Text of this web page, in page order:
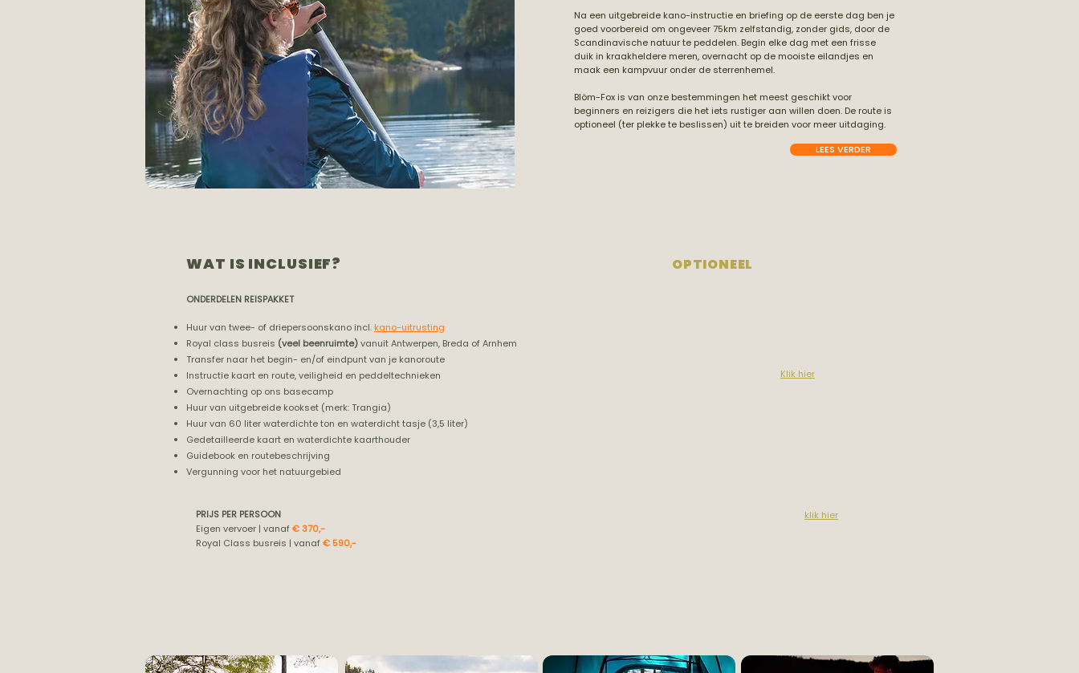
Na een uitgebreide kano-instructie en briefing op de eerste dag ben je
goed voorbereid om ongeveer 75km zelfstandig, zonder gids, door de
Scandinavische natuur te peddelen. Begin elke dag met een frisse
duik in kraakheldere meren, overnacht op de mooiste eilandjes en
maak een kampvuur onder de sterrenhemel.
Blöm-Fox is van onze bestemmingen het meest geschikt voor
beginners en reizigers die het iets rustiger aan willen doen. De route is
optioneel (ter plekke te beslissen) uit te breiden voor meer uitdaging.
LEES VERDER
WAT IS INCLUSIEF?
ONDERDELEN REISPAKKET
Huur van twee- of driepersoonskano incl. kano-uitrusting
Royal class busreis (veel beenruimte)vanuit Antwerpen, Breda of Arnhem
Transfer naar het begin- en/of eindpunt van je kanoroute
Instructie kaart en route, veiligheid en peddeltechnieken
Overnachting op ons basecamp
Huur van uitgebreide kookset (merk: Trangia)
Huur van 60 liter waterdichte ton en waterdicht tasje (3,5 liter)
Gedetailleerde kaart en waterdichte kaarthouder
Guidebook en routebeschrijving
Vergunning voor het natuurgebied
PRIJS PER PERSOON
Eigen vervoer | vanaf€ 370,-
Royal Class busreis | vanaf€ 590,-
OPTIONEEL
Klik hier
klik hier